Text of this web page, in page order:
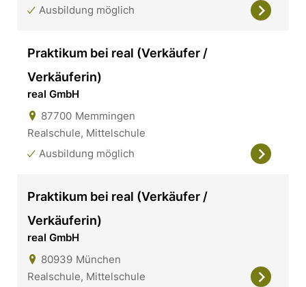
Ausbildung möglich
Praktikum bei real (Verkäufer /
Verkäuferin)
real GmbH
87700 Memmingen
Realschule, Mittelschule
Ausbildung möglich
Praktikum bei real (Verkäufer /
Verkäuferin)
real GmbH
80939 München
Realschule, Mittelschule